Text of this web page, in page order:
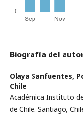
Biografía del
Olaya Sanfuentes,
Chile
Académica Instituto
de Chile. Santiago,